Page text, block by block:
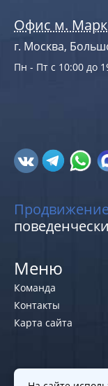
Офис м.
г. Москва,
Пн - Пт с 10:00 до
Меню
Команда
Контакты
Карта сайта